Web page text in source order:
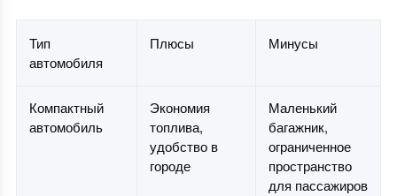
Тип
автомобиля
Плюсы Минусы
Компактный
автомобиль
Экономия
топлива,
удобство в
городе
Маленький
багажник,
ограниченное
пространство
для пассажиров